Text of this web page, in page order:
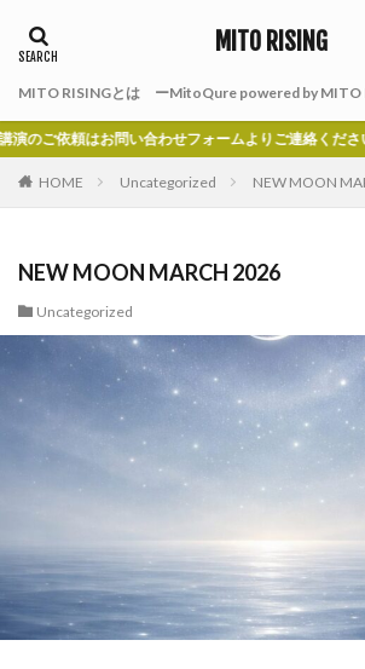
MITO RISING
MITO RISINGとは ーMitoQure powered by MITO
お問い合わせフォームよりご連絡ください。
HOME Uncategorized NEW MOON
NEW MOON MARCH 2026
Uncategorized